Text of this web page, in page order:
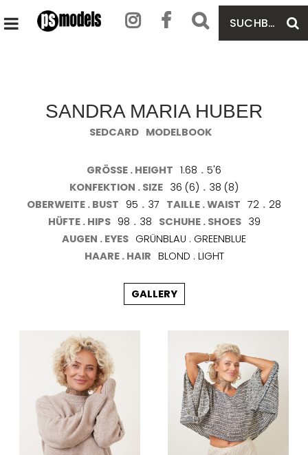
SUCHBEGRIFF
EINGEBEN
HAUPTMENÜ
SANDRA MARIA HUBER
SEDCARD MODELBOOK
GRÖSSE . HEIGHT 1.68 . 5'6
KONFEKTION . SIZE 36 (6) . 38 (8)
OBERWEITE . BUST 95 . 37 TAILLE . WAIST 72 . 28
HÜFTE . HIPS 98 . 38 SCHUHE . SHOES 39
AUGEN . EYES GRÜNBLAU . GREENBLUE
HAARE . HAIR BLOND . LIGHT
GALLERY